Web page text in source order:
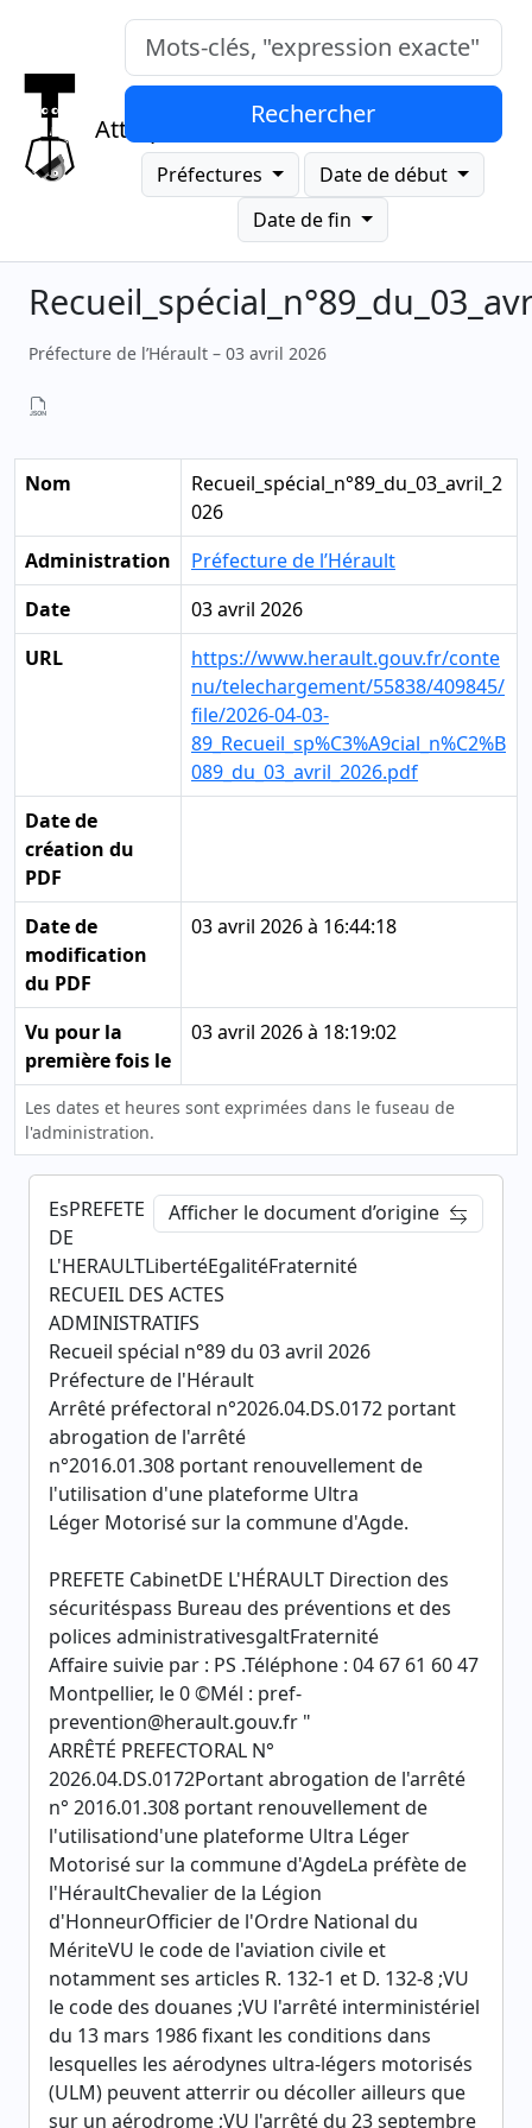
Attrap
Mots-clés, "expression exacte"
Rechercher
Préfectures
Date de début
Date de fin
Préfecture de l’Hérault – 03 avril 2026
Nom
Recueil_spécial_n°89_du_03_avril_2
026
Administration
Préfecture de l’Hérault
Date
03 avril 2026
URL
https://www.herault.gouv.fr/conte
nu/telechargement/55838/409845/
file/2026-04-03-
89_Recueil_sp%C3%A9cial_n%C2%B
089_du_03_avril_2026.pdf
Date de
création du
PDF
Date de
modification
du PDF
03 avril 2026 à 16:44:18
Vu pour la
première fois le
03 avril 2026 à 18:19:02
Les dates et heures sont exprimées dans le fuseau de
l'administration.
Afficher le document d’origine
EsPREFETE
DE
L'HERAULTLibertéEgalitéFraternité
RECUEIL DES ACTES
ADMINISTRATIFS
Recueil spécial n°89 du 03 avril 2026
Préfecture de l'Hérault
Arrêté préfectoral n°2026.04.DS.0172 portant
abrogation de l'arrêté
n°2016.01.308 portant renouvellement de
l'utilisation d'une plateforme Ultra
Léger Motorisé sur la commune d'Agde.
PREFETE CabinetDE L'HÉRAULT Direction des
sécuritéspass Bureau des préventions et des
polices administrativesgaltFraternité
Affaire suivie par : PS .Téléphone : 04 67 61 60 47
Montpellier, le 0 ©Mél : pref-
prevention@herault.gouv.fr "
ARRÊTÉ PREFECTORAL N°
2026.04.DS.0172Portant abrogation de l'arrêté
n° 2016.01.308 portant renouvellement de
l'utilisationd'une plateforme Ultra Léger
Motorisé sur la commune d'AgdeLa préfète de
l'HéraultChevalier de la Légion
d'HonneurOfficier de l'Ordre National du
MériteVU le code de l'aviation civile et
notamment ses articles R. 132-1 et D. 132-8 ;VU
le code des douanes ;VU l'arrêté interministériel
du 13 mars 1986 fixant les conditions dans
lesquelles les aérodynes ultra-légers motorisés
(ULM) peuvent atterrir ou décoller ailleurs que
sur un aérodrome ;VU l'arrêté du 23 septembre